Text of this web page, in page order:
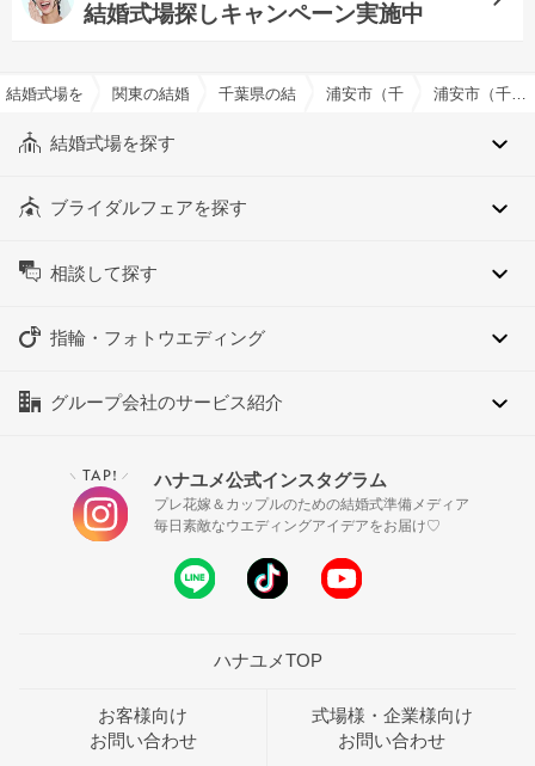
結婚式場探しキャンペーン実施中
結婚式場を探すならハナユメ
関東の結婚式場千葉県の結婚式場浦安市（千葉県）の結婚式場
結婚式場を探す
ブライダルフェアを探す
相談して探す
指輪・フォトウエディング
グループ会社のサービス紹介
＼ TAP! ／ ハナユメ公式インスタグラム
プレ花嫁＆カップルのための結婚式準備メディア
毎日素敵なウエディングアイデアをお届け♡
ハナユメTOP
お客様向け
お問い合わせ
式場様・企業様向け
お問い合わせ